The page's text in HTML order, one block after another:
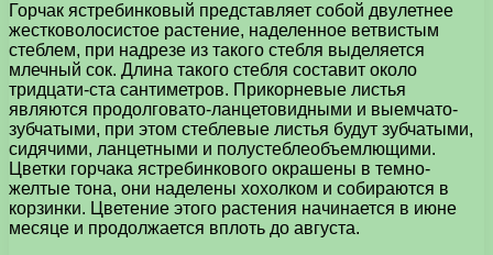
Горчак ястребинковый представляет собой двулетнее
жестковолосистое растение, наделенное ветвистым
стеблем, при надрезе из такого стебля выделяется
млечный сок. Длина такого стебля составит около
тридцати-ста сантиметров. Прикорневые листья
являются продолговато-ланцетовидными и выемчато-
зубчатыми, при этом стеблевые листья будут зубчатыми,
сидячими, ланцетными и полустеблеобъемлющими.
Цветки горчака ястребинкового окрашены в темно-
желтые тона, они наделены хохолком и собираются в
корзинки. Цветение этого растения начинается в июне
месяце и продолжается вплоть до августа.